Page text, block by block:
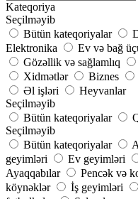
Kateqoriya
Seçilməyib
Bütün kateqoriyalar
Elektronika
Ev və bağ
Gözəllik və sağlamlıq
Xidmətlər
Biznes
Əl işləri
Heyvanlar
Seçilməyib
Bütün kateqoriyalar
Seçilməyib
Bütün kateqoriyalar
geyimləri
Ev geyimləri
Ayaqqabılar
Pencək və
köynəklər
İş geyimləri